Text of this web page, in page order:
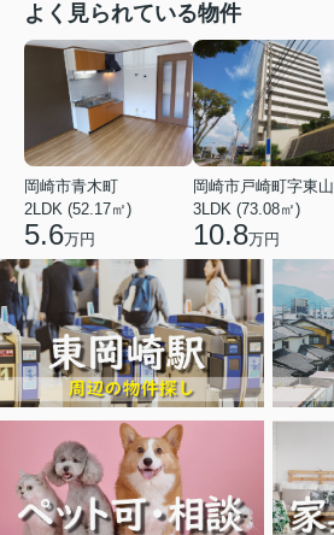
よく見られている物件
岡崎市青木町
2LDK (52.17㎡)
5.6万円
岡崎市戸崎町字東山
3LDK (73.08㎡)
10.8万円